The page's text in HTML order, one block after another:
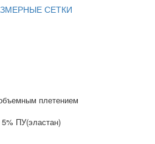
СЕТКИ
плетением
ПУ(эластан)